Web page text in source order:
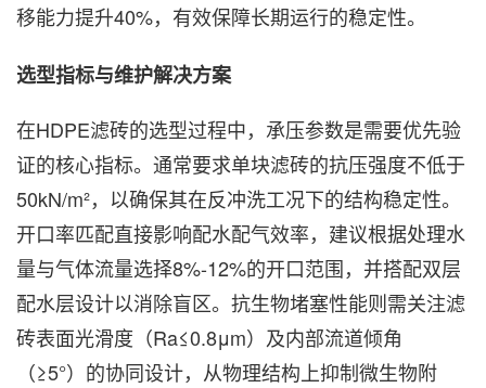
移能力提升40%，有效保障长期运行的稳定性。
选型指标与维护解决方案
在HDPE滤砖的选型过程中，承压参数是需要优先验
证的核心指标。通常要求单块滤砖的抗压强度不低于
50kN/m²，以确保其在反冲洗工况下的结构稳定性。
开口率匹配直接影响配水配气效率，建议根据处理水
量与气体流量选择8%-12%的开口范围，并搭配双层
配水层设计以消除盲区。抗生物堵塞性能则需关注滤
砖表面光滑度（Ra≤0.8μm）及内部流道倾角
（≥5°）的协同设计，从物理结构上抑制微生物附